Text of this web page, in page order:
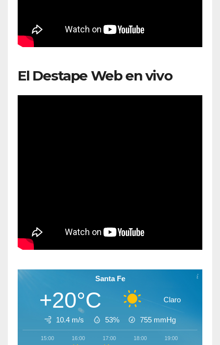
El Destape Web en vivo
Santa Fe
+20°C Claro
10.4 m/s 53% 755 mmHg
15:00 16:00 17:00 18:00 19:00